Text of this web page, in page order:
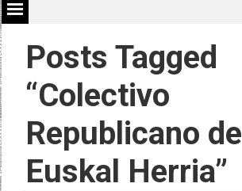
Posts Tagged
“Colectivo
Republicano de
Euskal Herria”